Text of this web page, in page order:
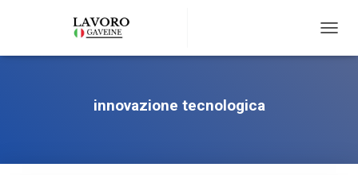
innovazione tecnologica